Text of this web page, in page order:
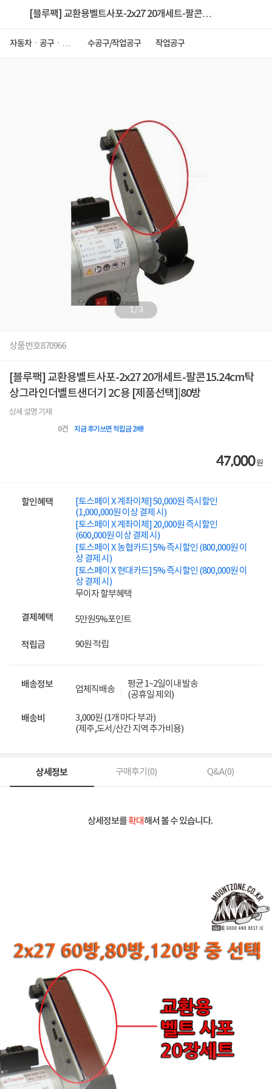
[블루팩] 교환용벨트사포-2x27 20개세트-팔콘
자동차ㆍ공구ㆍ안
수공구/작업공구 작업공구
1/3
상품번호870966
[블루팩] 교환용벨트사포-2x27 20개세트-팔콘15.24cm탁
상그라인더벨트샌더기 2C용 [제품선택]|80방
상세 설명 기재
0건 지금 후기쓰면 적립금 2배!
47,000원
할인혜택
[토스페이 X 계좌이체] 50,000원 즉시할인
(1,000,000원 이상 결제 시)
[토스페이 X 계좌이체] 20,000원 즉시할인
(600,000원 이상 결제 시)
[토스페이 X 농협카드] 5% 즉시할인 (800,000원 이
상 결제 시)
[토스페이 X 현대카드] 5% 즉시할인 (800,000원 이
상 결제 시)
무이자 할부혜택
결제혜택 5만원5%포인트
적립금 90원 적립
배송정보 업체직배송
평균 1~2일이내 발송
(공휴일 제외)
배송비
3,000원 (1개 마다 부과)
(제주,도서/산간 지역 추가비용)
상세정보 구매후기(0) Q&A(0)
상세정보를확대해서 볼 수 있습니다.